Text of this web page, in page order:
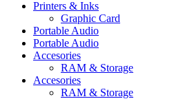
Printers & Inks
Graphic Card
Portable Audio
Portable Audio
Accesories
RAM & Storage
Accesories
RAM & Storage